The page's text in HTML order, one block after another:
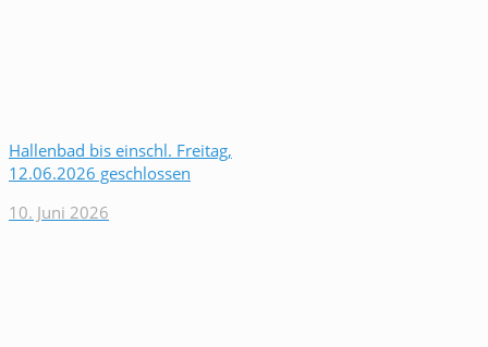
Hallenbad bis einschl. Freitag,
12.06.2026 geschlossen
10. Juni 2026